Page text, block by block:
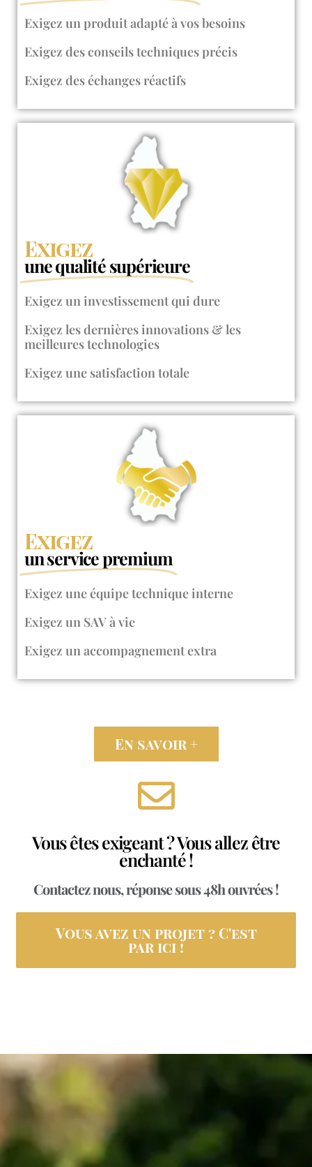
Exigez un produit adapté à vos besoins​
Exigez des conseils techniques précis​
Exigez des échanges réactifs
Exigez
une qualité supérieure
Exigez un investissement qui dure
Exigez les dernières innovations & les
meilleures technologies
Exigez une satisfaction totale
Exigez
un service premium
Exigez une équipe technique interne​
Exigez un SAV à vie
Exigez un accompagnement extra
En savoir +
Vous êtes exigeant ? Vous allez être
enchanté !
Contactez nous, réponse sous 48h ouvrées !
Vous avez un projet ? C'est
par ici !